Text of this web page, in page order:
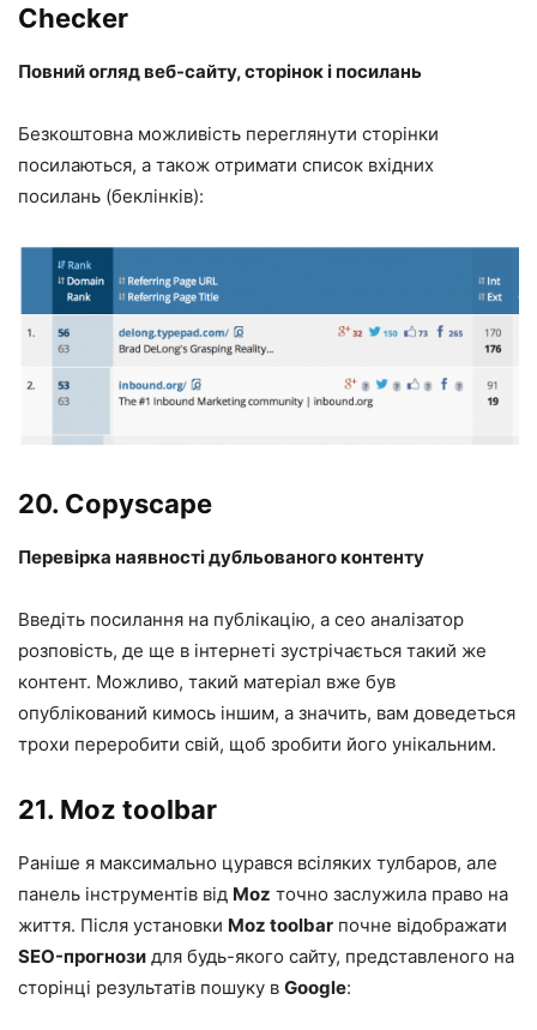
Checker
Повний огляд веб-сайту, сторінок і посилань
Безкоштовна можливість переглянути сторінки
посилаються, а також отримати список вхідних
посилань (беклінків):
20. Copyscape
Перевірка наявності дубльованого контенту
Введіть посилання на публікацію, а сео аналізатор
розповість, де ще в інтернеті зустрічається такий же
контент. Можливо, такий матеріал вже був
опублікований кимось іншим, а значить, вам доведеться
трохи переробити свій, щоб зробити його унікальним.
21. Moz toolbar
Раніше я максимально цурався всіляких тулбаров, але
панель інструментів від Moz точно заслужила право на
життя. Після установки Moz toolbar почне відображати
SEO-прогнози для будь-якого сайту, представленого на
сторінці результатів пошуку в Google: